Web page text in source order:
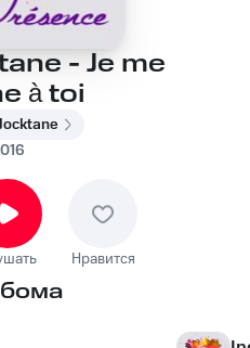
- Je me
à toi
Нравится